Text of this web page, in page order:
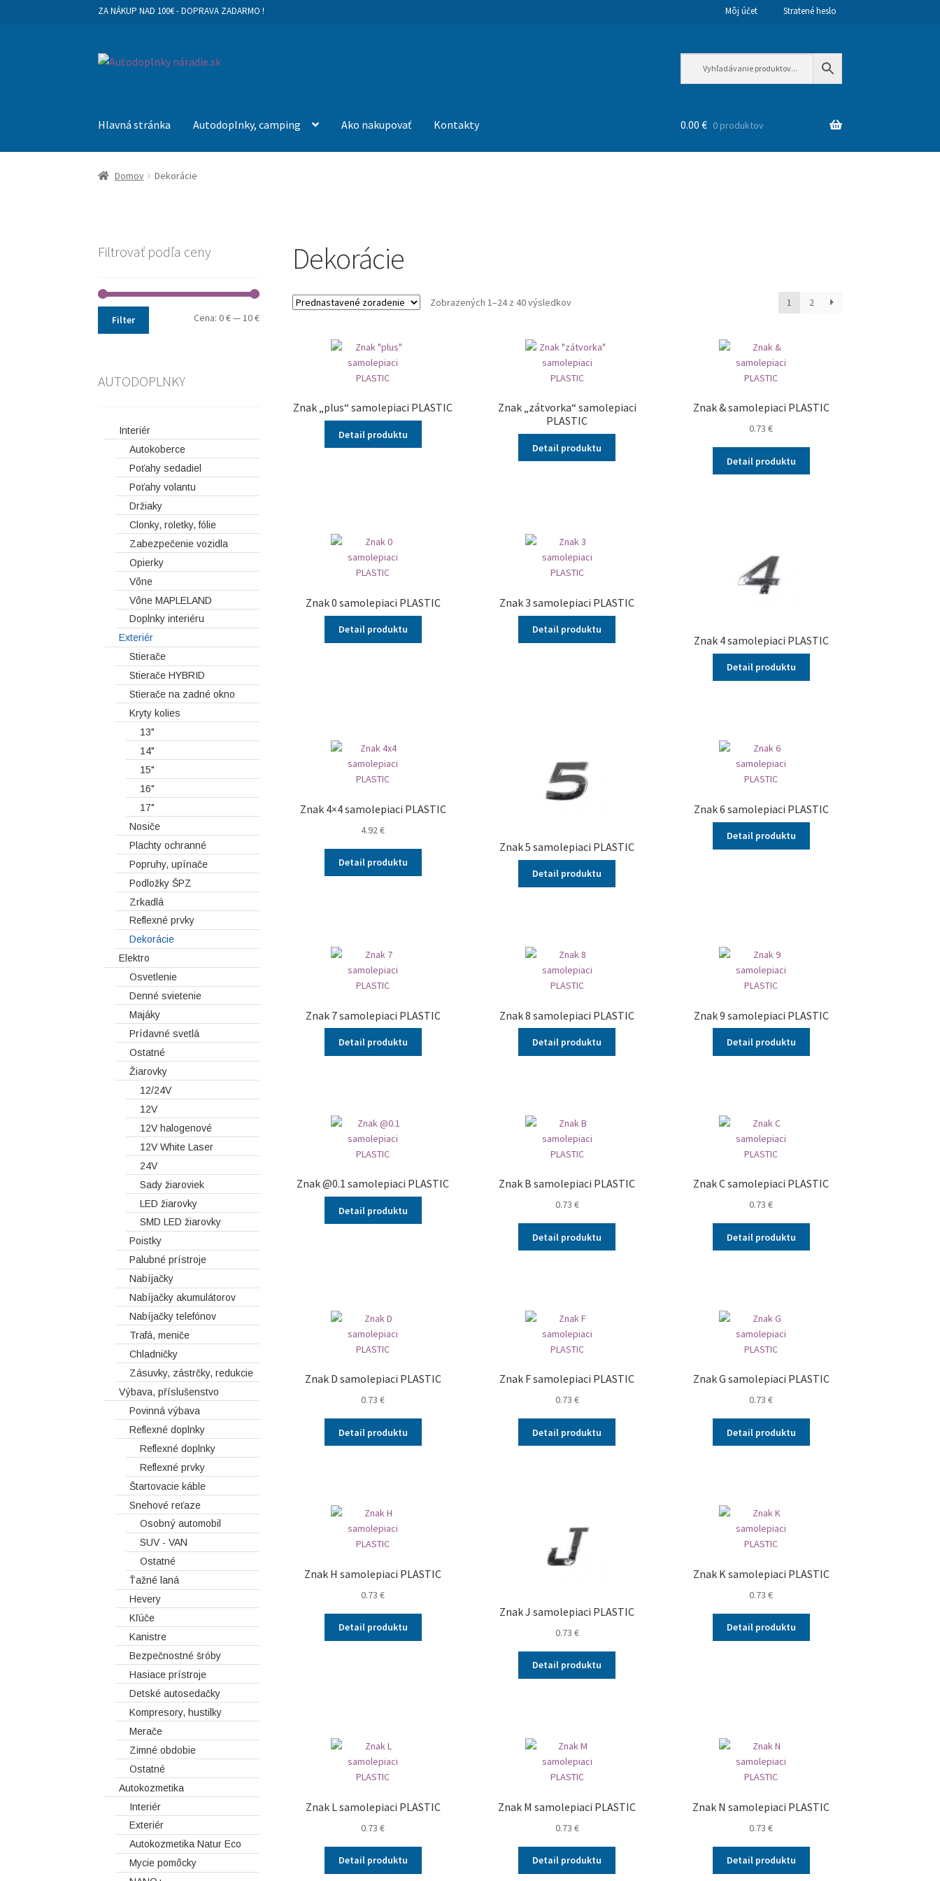
ZA NÁKUP NAD 100€ - DOPRAVA ZADARMO ! Môj účet Stratené heslo
Preskočiť
Preskočiť
Hlavná stránka Autodoplnky, camping Ako nakupovať Kontakty 0.00 € 0 produktov
Domov Dekorácie
Dekorácie
Zobrazených 1–24 z 40 výsledkov 1 2
Znak „plus“ samolepiaci PLASTIC
Detail produktu
Znak „zátvorka“ samolepiaci
PLASTIC
Detail produktu
Znak & samolepiaci PLASTIC
0.73€
Detail produktu
Znak 0 samolepiaci PLASTIC
Detail produktu
Znak 3 samolepiaci PLASTIC
Detail produktu
Znak 4 samolepiaci PLASTIC
Detail produktu
Znak 4×4 samolepiaci PLASTIC
4.92€
Detail produktu
Znak 5 samolepiaci PLASTIC
Detail produktu
Znak 6 samolepiaci PLASTIC
Detail produktu
Znak 7 samolepiaci PLASTIC
Detail produktu
Znak 8 samolepiaci PLASTIC
Detail produktu
Znak 9 samolepiaci PLASTIC
Detail produktu
Znak @0.1 samolepiaci PLASTIC
Detail produktu
Znak B samolepiaci PLASTIC
0.73 €
Detail produktu
Znak C samolepiaci PLASTIC
0.73€
Detail produktu
Znak D samolepiaci PLASTIC
0.73€
Detail produktu
Znak F samolepiaci PLASTIC
0.73 €
Detail produktu
Znak G samolepiaci PLASTIC
0.73€
Detail produktu
Znak H samolepiaci PLASTIC
0.73€
Detail produktu
Znak J samolepiaci PLASTIC
0.73 €
Detail produktu
Znak K samolepiaci PLASTIC
0.73€
Detail produktu
Znak L samolepiaci PLASTIC
0.73€
Detail produktu
Znak M samolepiaci PLASTIC
0.73 €
Detail produktu
Znak N samolepiaci PLASTIC
0.73€
Detail produktu
Filtrovať podľa ceny
Filter Cena:0 €—10 €
AUTODOPLNKY
Interiér
Autokoberce
Poťahy sedadiel
Poťahy volantu
Držiaky
Clonky, roletky, fólie
Zabezpečenie vozidla
Opierky
Vône
Vône MAPLELAND
Doplnky interiéru
Exteriér
Stierače
Stierače HYBRID
Stierače na zadné okno
Kryty kolies
13"
14"
15"
16"
17"
Nosiče
Plachty ochranné
Popruhy, upínače
Podložky ŠPZ
Zrkadlá
Reflexné prvky
Dekorácie
Elektro
Osvetlenie
Denné svietenie
Majáky
Prídavné svetlá
Ostatné
Žiarovky
12/24V
12V
12V halogenové
12V White Laser
24V
Sady žiaroviek
LED žiarovky
SMD LED žiarovky
Poistky
Palubné prístroje
Nabíjačky
Nabíjačky akumulátorov
Nabíjačky telefónov
Trafá, meniče
Chladničky
Zásuvky, zástrčky, redukcie
Výbava, příslušenstvo
Povinná výbava
Reflexné doplnky
Reflexné doplnky
Reflexné prvky
Štartovacie káble
Snehové reťaze
Osobný automobil
SUV - VAN
Ostatné
Ťažné laná
Hevery
Kľúče
Kanistre
Bezpečnostné šróby
Hasiace prístroje
Detské autosedačky
Kompresory, hustilky
Merače
Zimné obdobie
Ostatné
Autokozmetika
Interiér
Exteriér
Autokozmetika Natur Eco
Mycie pomôcky